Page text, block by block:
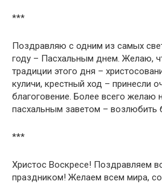
***
Поздравляю с одним из самых
году – Пасхальным днем. Желаю,
традиции этого дня –
куличи, крестный ход – принесли
благоговение. Более всего желаю
пасхальным заветом – возлюбить
***
Христос Воскресе! Поздравляем
праздником! Желаем всем мира,